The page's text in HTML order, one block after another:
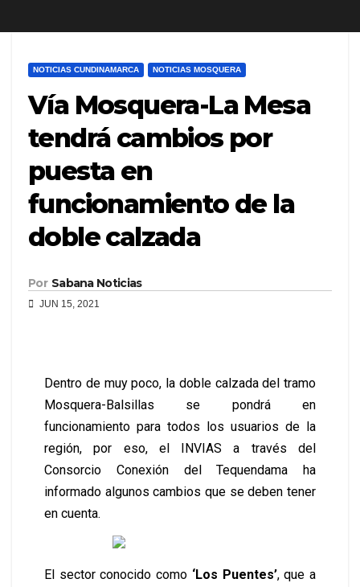
NOTICIAS CUNDINAMARCA NOTICIAS MOSQUERA
Vía Mosquera-La Mesa
tendrá cambios por
puesta en
funcionamiento de la
doble calzada
Por Sabana Noticias
JUN 15, 2021
Dentro de muy poco, la doble calzada del tramo
Mosquera-Balsillas se pondrá en
funcionamiento para todos los usuarios de la
región, por eso, el INVIAS a través del
Consorcio Conexión del Tequendama ha
informado algunos cambios que se deben tener
en cuenta.
El sector conocido como ‘Los Puentes’, que a